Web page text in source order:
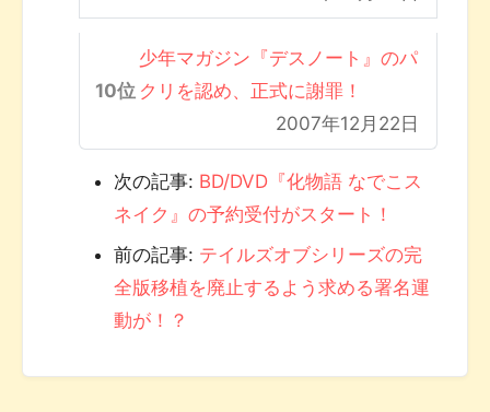
少年マガジン『デスノート』のパ
クリを認め、正式に謝罪！
2007年12月22日
次の記事: BD/DVD『化物語 なでこス
ネイク』の予約受付がスタート！
前の記事: テイルズオブシリーズの完
全版移植を廃止するよう求める署名運
動が！？